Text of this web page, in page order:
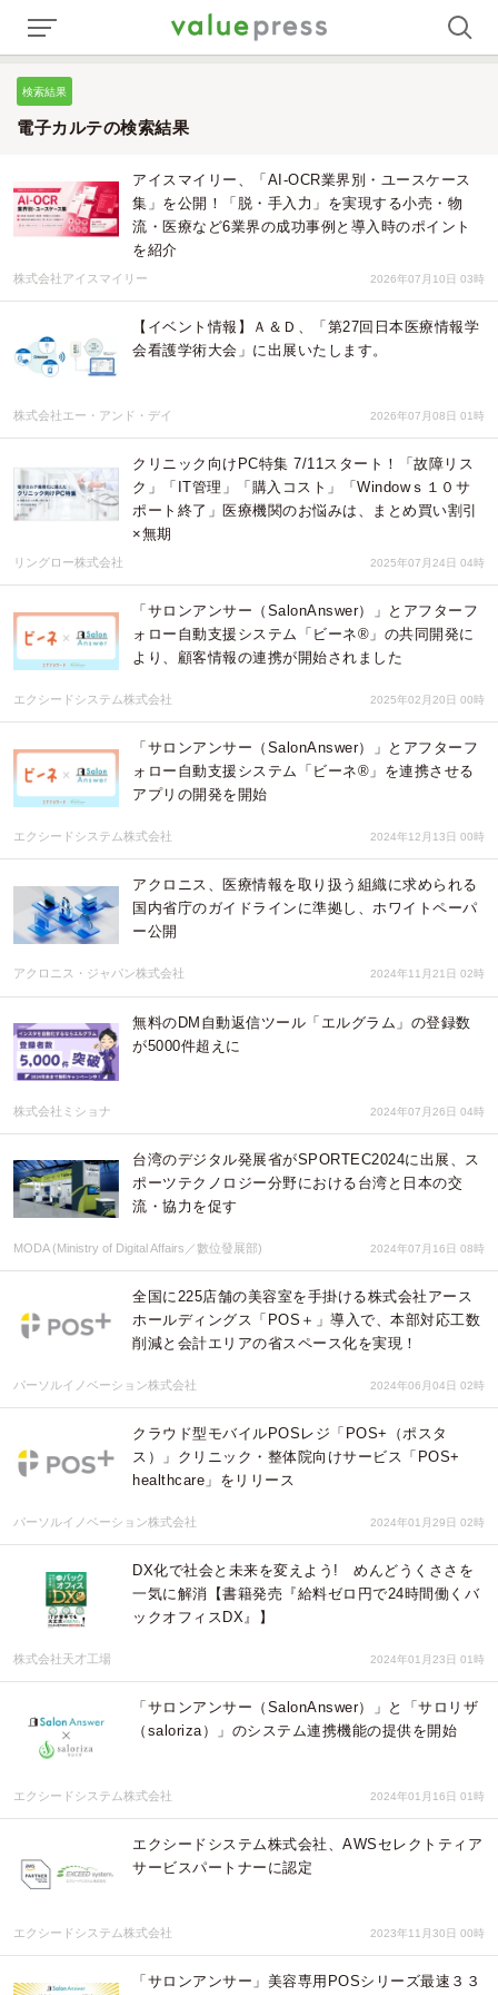
検索結果
電子カルテの検索結果
アイスマイリー、「AI-OCR業界別・ユースケース
集」を公開！「脱・手入力」を実現する小売・物
流・医療など6業界の成功事例と導入時のポイント
を紹介
株式会社アイスマイリー 2026年07月10日 03時
【イベント情報】Ａ＆Ｄ、「第27回日本医療情報学
会看護学術大会」に出展いたします。
株式会社エー・アンド・デイ 2026年07月08日 01時
クリニック向けPC特集 7/11スタート！「故障リス
ク」「IT管理」「購入コスト」「Windowｓ１０サ
ポート終了」医療機関のお悩みは、まとめ買い割引
×無期
リングロー株式会社 2025年07月24日 04時
「サロンアンサー（SalonAnswer）」とアフターフ
ォロー自動支援システム「ビーネ®︎」の共同開発に
より、顧客情報の連携が開始されました
エクシードシステム株式会社 2025年02月20日 00時
「サロンアンサー（SalonAnswer）」とアフターフ
ォロー自動支援システム「ビーネ®︎」を連携させる
アプリの開発を開始
エクシードシステム株式会社 2024年12月13日 00時
アクロニス、医療情報を取り扱う組織に求められる
国内省庁のガイドラインに準拠し、ホワイトペーパ
ー公開
アクロニス・ジャパン株式会社 2024年11月21日 02時
無料のDM自動返信ツール「エルグラム」の登録数
が5000件超えに
株式会社ミショナ 2024年07月26日 04時
台湾のデジタル発展省がSPORTEC2024に出展、ス
ポーツテクノロジー分野における台湾と日本の交
流・協力を促す
MODA (Ministry of Digital Affairs／數位發展部) 2024年07月16日 08時
全国に225店舗の美容室を手掛ける株式会社アース
ホールディングス「POS＋」導入で、本部対応工数
削減と会計エリアの省スペース化を実現！
パーソルイノベーション株式会社 2024年06月04日 02時
クラウド型モバイルPOSレジ「POS+（ポスタ
ス）」クリニック・整体院向けサービス「POS+
healthcare」をリリース
パーソルイノベーション株式会社 2024年01月29日 02時
DX化で社会と未来を変えよう! めんどうくささを
一気に解消【書籍発売『給料ゼロ円で24時間働くバ
ックオフィスDX』】
株式会社天才工場 2024年01月23日 01時
「サロンアンサー（SalonAnswer）」と「サロリザ
（saloriza）」のシステム連携機能の提供を開始
エクシードシステム株式会社 2024年01月16日 01時
エクシードシステム株式会社、AWSセレクトティア
サービスパートナーに認定
エクシードシステム株式会社 2023年11月30日 00時
「サロンアンサー」美容専用POSシリーズ最速３３